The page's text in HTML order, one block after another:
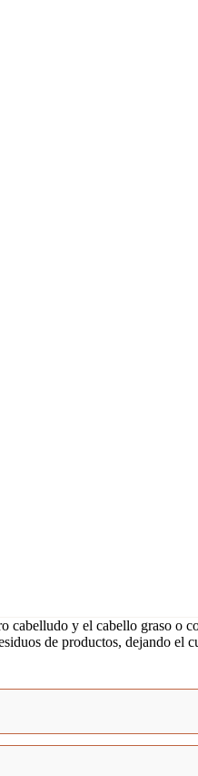
y el cabello graso o
de productos, dejando el